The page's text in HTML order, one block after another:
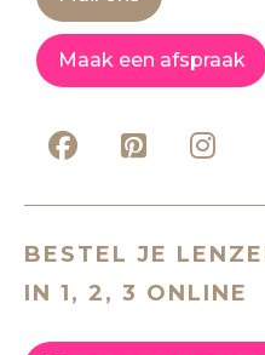
Maak een afspraak
BESTEL JE
IN 1, 2, 3 ONLINE